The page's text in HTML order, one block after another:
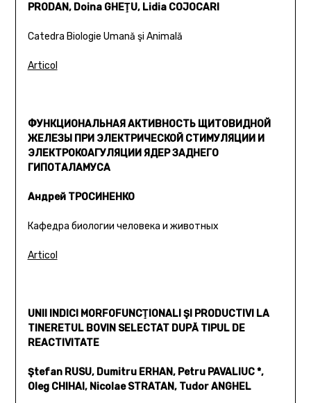
PRODAN, Doina GHEŢU, Lidia COJOCARI
Catedra Biologie Umană şi Animală
Articol
ФУНКЦИОНАЛЬНАЯ АКТИВНОСТЬ ЩИТОВИДНОЙ
ЖЕЛЕЗЫ ПРИ ЭЛЕКТРИЧЕСКОЙ СТИМУЛЯЦИИ И
ЭЛЕКТРОКОАГУЛЯЦИИ ЯДЕР ЗАДНЕГО
ГИПОТАЛАМУСА
Андрей ТРОСИНЕНКО
Кафедра биологии человека и животных
Articol
UNII INDICI MORFOFUNCŢIONALI ŞI PRODUCTIVI LA
TINERETUL BOVIN SELECTAT DUPĂ TIPUL DE
REACTIVITATE
Ştefan RUSU, Dumitru ERHAN, Petru PAVALIUC *,
Oleg CHIHAI, Nicolae STRATAN, Tudor ANGHEL